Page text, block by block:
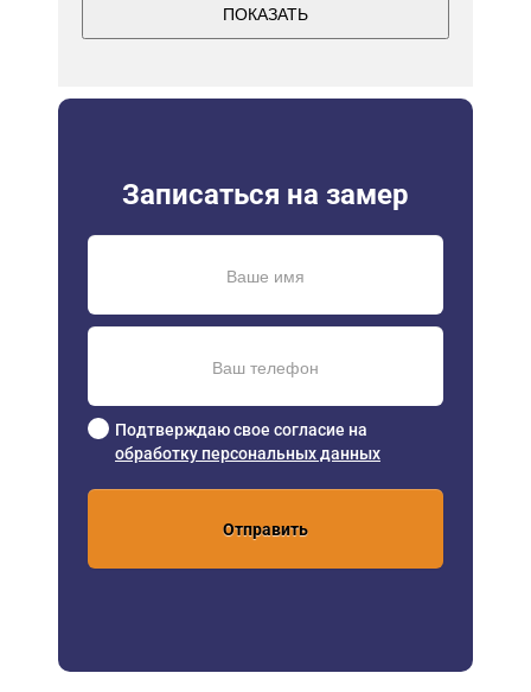
ПОКАЗАТЬ
Записаться на замер
Подтверждаю свое согласие на
обработку персональных данных
Отправить